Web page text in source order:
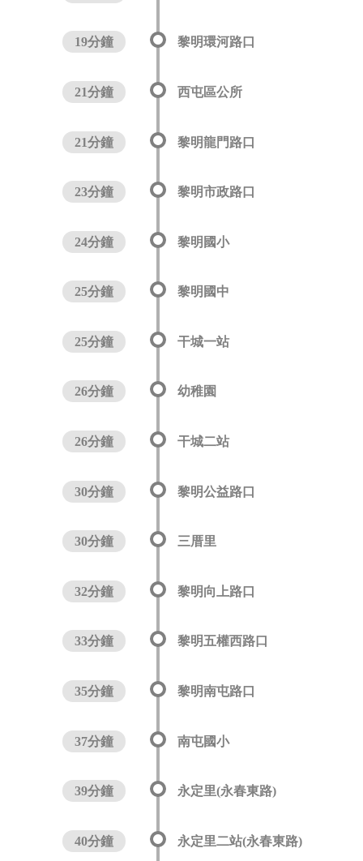
19分鐘 黎明環河路口
21分鐘 西屯區公所
21分鐘 黎明龍門路口
23分鐘 黎明市政路口
24分鐘 黎明國小
25分鐘 黎明國中
25分鐘 干城一站
26分鐘 幼稚園
26分鐘 干城二站
30分鐘 黎明公益路口
30分鐘 三厝里
32分鐘 黎明向上路口
33分鐘 黎明五權西路口
35分鐘 黎明南屯路口
37分鐘 南屯國小
39分鐘 永定里(永春東路)
40分鐘 永定里二站(永春東路)